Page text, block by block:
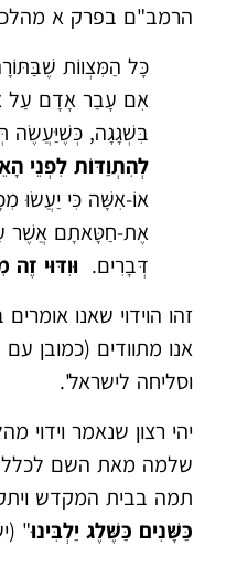
הרמב"ם בפרק א
כָּל הַמִּצְווֹת
אִם עָבַר אָדָם עַל
בִּשְׁגָגָה, כְּשֶׁיַּעֲשֶׂה
לְהִתְוַדּוֹת לִפְנֵי
אוֹ-אִשָּׁה כִּי יַעֲשׂוּ
אֶת-חַטָּאתָם אֲשֶׁר
דְּבָרִים. וּוִדּוּי
זהו הוידוי שאנו
אנו מתוודים (כמובן
וסליחה לישראל'.
יהי רצון שנאמר וידוי
שלמה מאת השם לכלל
תמה בבית המקדש
כַּשָּׁנִים כַּשֶּׁלֶג יַלְבִּינוּ"